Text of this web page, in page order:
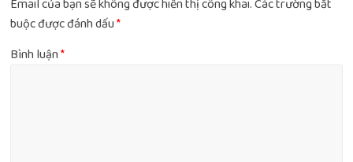
Email của bạn sẽ không được hiển thị công khai.Các trường bắt
buộc được đánh dấu*
Bình luận*